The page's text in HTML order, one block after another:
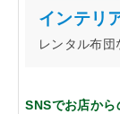
インテリ
レンタル布
SNSでお店か